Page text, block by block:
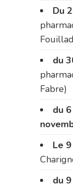
Du
du
Fabre)
du
Le
du